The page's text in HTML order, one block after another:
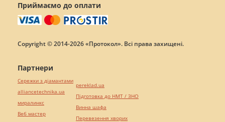
Приймаємо до оплати
Copyright © 2014-2026 «Протокол». Всі права захищені.
Партнери
Сережки з діамантами
alliancetechnika.ua
миралинкс
Веб мастер
pereklad.ua
Підготовка до НМТ / ЗНО
Винна шафа
Перевезення хворих